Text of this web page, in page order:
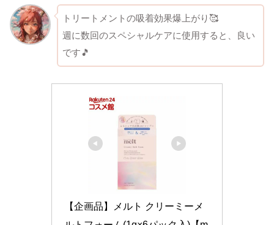
トリートメントの吸着効果爆上がり🥰
週に数回のスペシャルケアに使用すると、良い
です🎵
【企画品】メルト クリーミーメ